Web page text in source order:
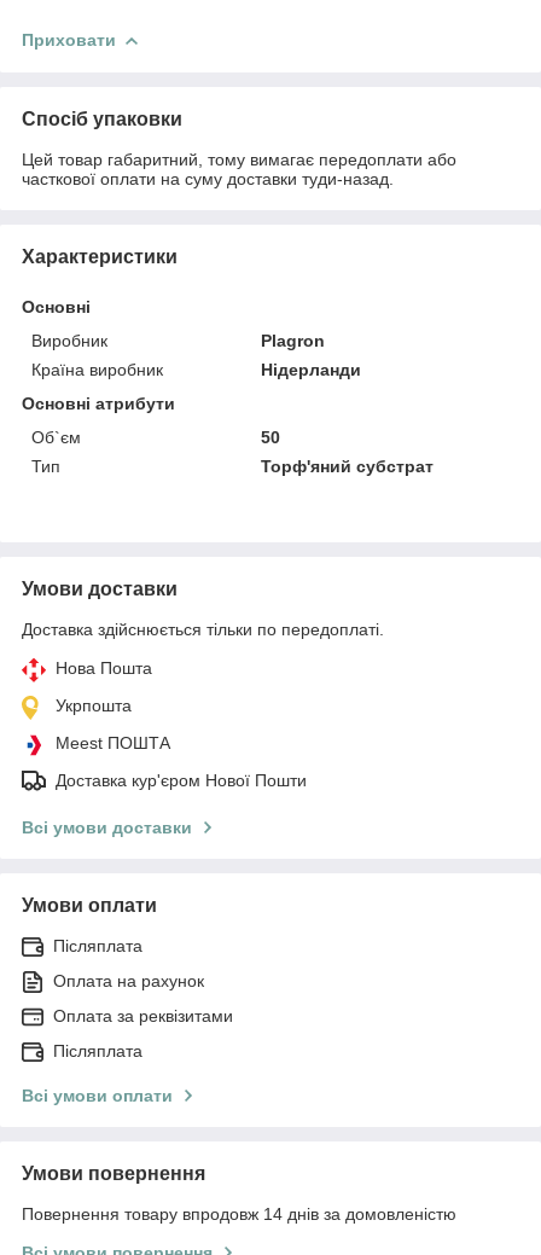
Приховати
Спосіб упаковки
Цей товар габаритний, тому вимагає передоплати або
часткової оплати на суму доставки туди-назад.
Характеристики
Основні
Виробник
Plagron
Країна виробник
Нідерланди
Основні атрибути
Об`єм
50
Тип
Торф'яний субстрат
Умови доставки
Доставка здійснюється тільки по передоплаті.
Нова Пошта
Укрпошта
Meest ПОШТА
Доставка кур'єром Нової Пошти
Всі умови доставки
Умови оплати
Післяплата
Оплата на рахунок
Оплата за реквізитами
Післяплата
Всі умови оплати
Умови повернення
Повернення товару впродовж 14 днів за домовленістю